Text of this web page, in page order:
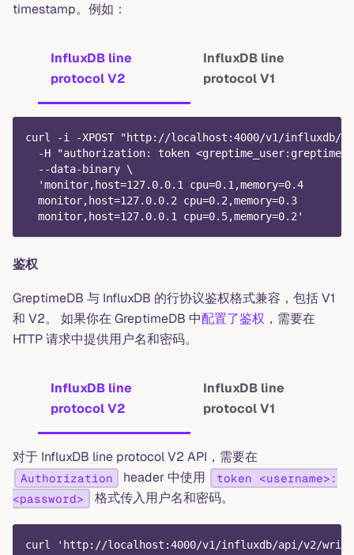
timestamp。例如：
InfluxDB line
protocol V2
InfluxDB line
protocol V1
curl -i -XPOST "http://localhost:4000/v1/influxdb/
-H "authorization: token
  --data-binary \
  'monitor,host=127.0.0.1 cpu=0.1,memory=0.4
  monitor,host=127.0.0.2 cpu=0.2,memory=0.3
  monitor,host=127.0.0.1 cpu=0.5,memory=0.2'
鉴权
GreptimeDB 与 InfluxDB 的行协议鉴权格式兼容，包括 V1
和 V2。 如果你在 GreptimeDB 中配置了鉴权 ，需要在
HTTP 请求中提供用户名和密码。
InfluxDB line
protocol V2
InfluxDB line
protocol V1
对于 InfluxDB line protocol V2 API，需要在
Authorization header 中使用
token <username>:
<password>
格式传入用户名和密码。
curl 'http://localhost:4000/v1/influxdb/api/v2/